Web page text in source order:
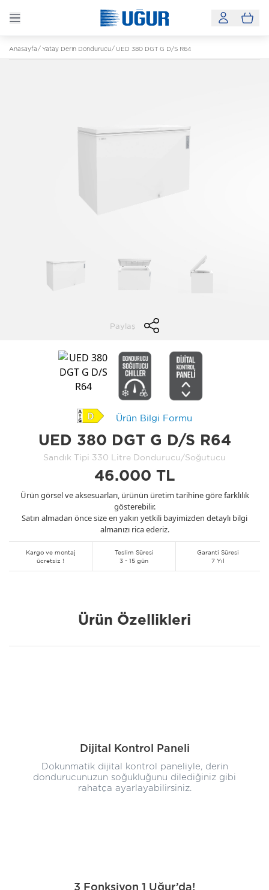
Anasayfa Yatay Derin Dondurucu UED 380 DGT G D/S R64
Paylaş
Ürün Bilgi Formu
UED 380 DGT G D/S R64
Sandık Tipi 330 Litre Dondurucu/Soğutucu
46.000 TL
Ürün görsel ve aksesuarları, ürünün üretim tarihine göre farklılık
gösterebilir.
Satın almadan önce size en yakın yetkili bayimizden detaylı bilgi
almanızı rica ederiz.
Kargo ve montaj
ücretsiz !
Teslim Süresi
3 - 15 gün
Garanti Süresi
7 Yıl
Ürün Özellikleri
Dijital Kontrol Paneli
Dokunmatik dijital kontrol paneliyle, derin
dondurucunuzun soğukluğunu dilediğiniz gibi
rahatça ayarlayabilirsiniz.
3 Fonksiyon 1 Uğur’da!